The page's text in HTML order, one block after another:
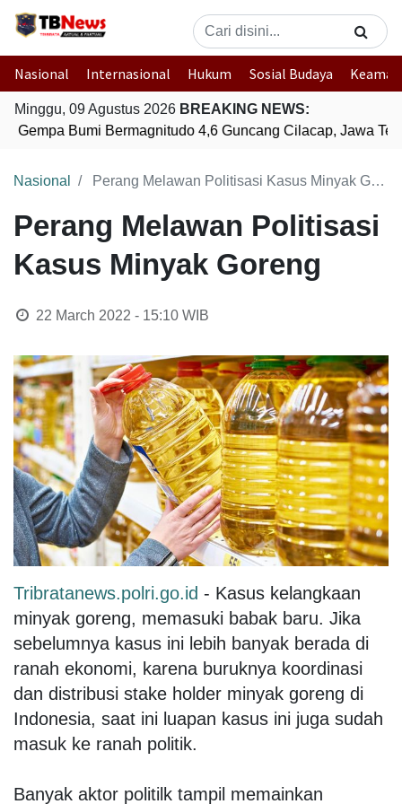
Nasional Internasional Hukum Sosial Budaya
Minggu, 09 Agustus 2026 BREAKING NEWS:
Gempa Bumi Bermagnitudo 4,6 Guncang Cilacap, Jawa
Nasional Perang Melawan Politisasi Kasus Minyak Goreng
Perang Melawan Politisasi
Kasus Minyak Goreng
22 March 2022 - 15:10WIB
Tribratanews.polri.go.id - Kasus kelangkaan
minyak goreng, memasuki babak baru. Jika
sebelumnya kasus ini lebih banyak berada di
ranah ekonomi, karena buruknya koordinasi
dan distribusi stake holder minyak goreng di
Indonesia, saat ini luapan kasus ini juga sudah
masuk ke ranah politik.
Banyak aktor politilk tampil memainkan